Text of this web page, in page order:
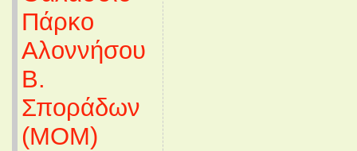
Πάρκο
Αλοννήσου
Β.
Σποράδων
(MOM)